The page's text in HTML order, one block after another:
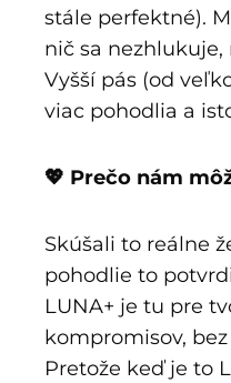
stále perfektné).
nič sa nezhlukuje,
Vyšší pás (od
viac pohodlia a
💖 Prečo nám
Skúšali to reálne
pohodlie to
LUNA+ je tu pre
kompromisov, bez
Pretože keď je to